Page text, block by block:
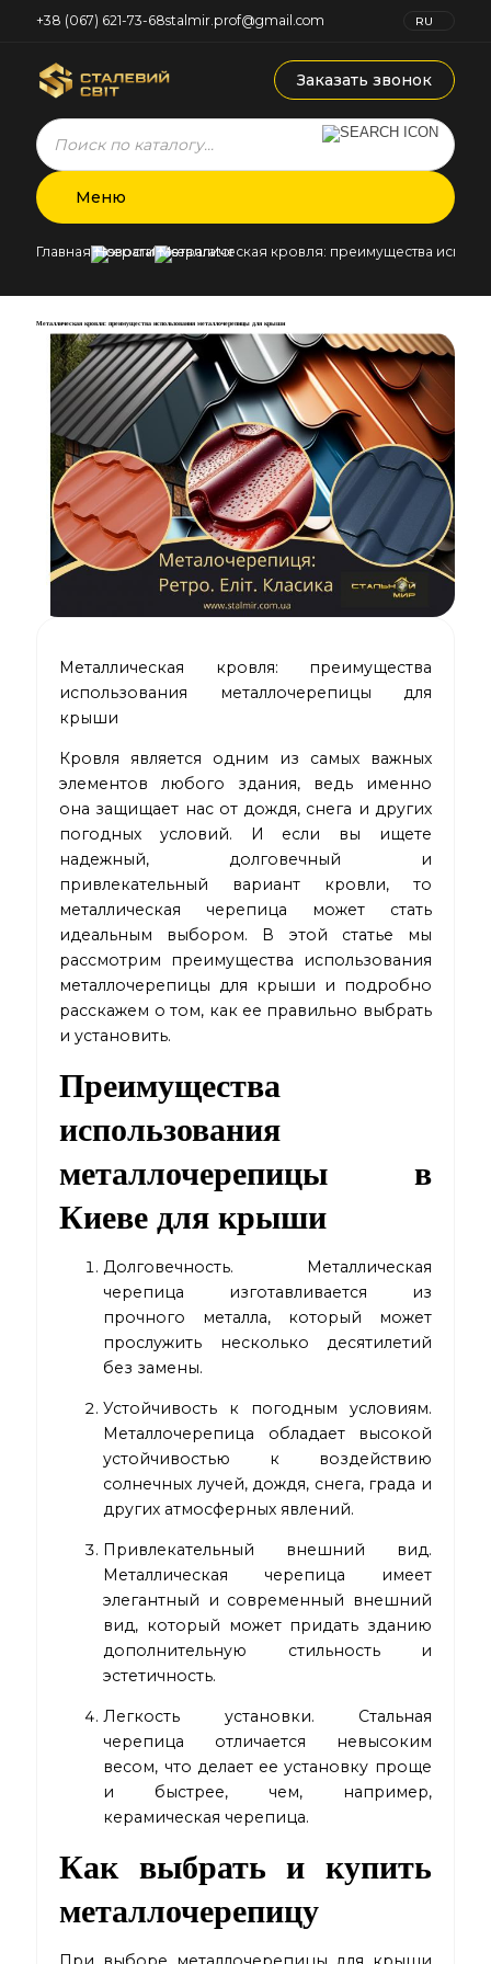
+38 (067) 621-73-68stalmir.prof@gmail.com
RU
Заказать звонок
Products
search
Меню
Главная Новости Металлическая кровля: преимущества
Металлическая кровля: преимущества использования металлочерепицы для крыши
Металлическая кровля: преимущества
использования металлочерепицы для
крыши
Кровля является одним из самых важных
элементов любого здания, ведь именно
она защищает нас от дождя, снега и других
погодных условий. И если вы ищете
надежный, долговечный и
привлекательный вариант кровли, то
металлическая черепица может стать
идеальным выбором. В этой статье мы
рассмотрим преимущества использования
металлочерепицы для крыши и подробно
расскажем о том, как ее правильно выбрать
и установить.
Преимущества
использования
металлочерепицы в
Киеве для крыши
Долговечность. Металлическая
черепица изготавливается из
прочного металла, который может
прослужить несколько десятилетий
без замены.
Устойчивость к погодным условиям.
Металлочерепица обладает высокой
устойчивостью к воздействию
солнечных лучей, дождя, снега, града и
других атмосферных явлений.
Привлекательный внешний вид.
Металлическая черепица имеет
элегантный и современный внешний
вид, который может придать зданию
дополнительную стильность и
эстетичность.
Легкость установки. Стальная
черепица отличается невысоким
весом, что делает ее установку проще
и быстрее, чем, например,
керамическая черепица.
Как выбрать и купить
металлочерепицу